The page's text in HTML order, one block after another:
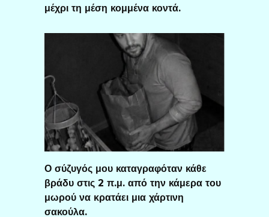
μέχρι τη μέση κομμένα κοντά.
Ο σύζυγός μου καταγραφόταν κάθε
βράδυ στις 2 π.μ. από την κάμερα του
μωρού να κρατάει μια χάρτινη
σακούλα.